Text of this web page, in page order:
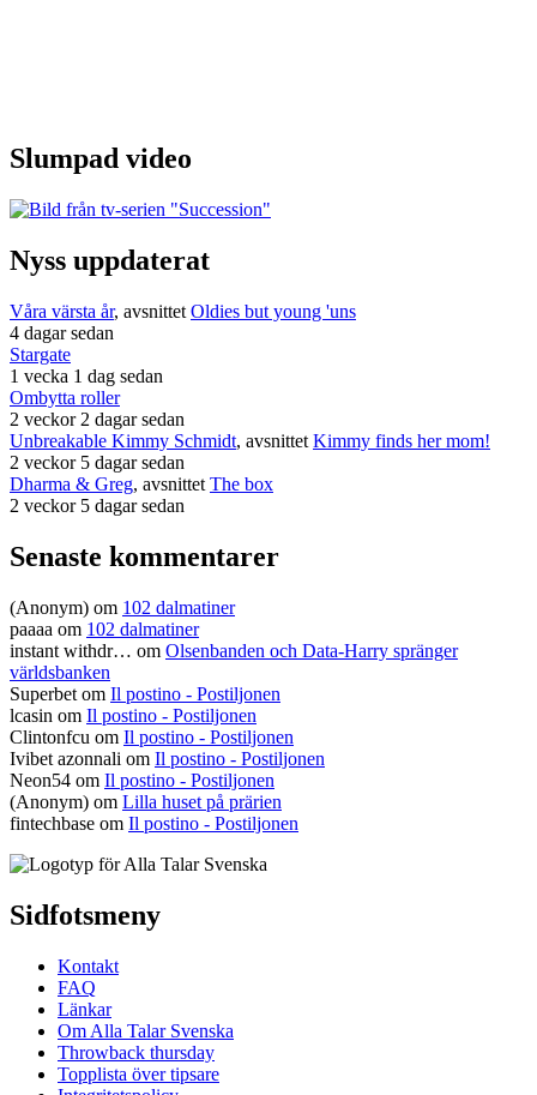
Slumpad video
Nyss uppdaterat
Våra värsta år, avsnittet Oldies but young 'uns
4 dagar sedan
Stargate
1 vecka 1 dag sedan
Ombytta roller
2 veckor 2 dagar sedan
Unbreakable Kimmy Schmidt, avsnittet Kimmy finds her mom!
2 veckor 5 dagar sedan
Dharma & Greg, avsnittet The box
2 veckor 5 dagar sedan
Senaste kommentarer
(Anonym) om 102 dalmatiner
paaaa om 102 dalmatiner
instant withdr… om Olsenbanden och Data-Harry spränger
världsbanken
Superbet om Il postino - Postiljonen
lcasin om Il postino - Postiljonen
Clintonfcu om Il postino - Postiljonen
Ivibet azonnali om Il postino - Postiljonen
Neon54 om Il postino - Postiljonen
(Anonym) om Lilla huset på prärien
fintechbase om Il postino - Postiljonen
Sidfotsmeny
Kontakt
FAQ
Länkar
Om Alla Talar Svenska
Throwback thursday
Topplista över tipsare